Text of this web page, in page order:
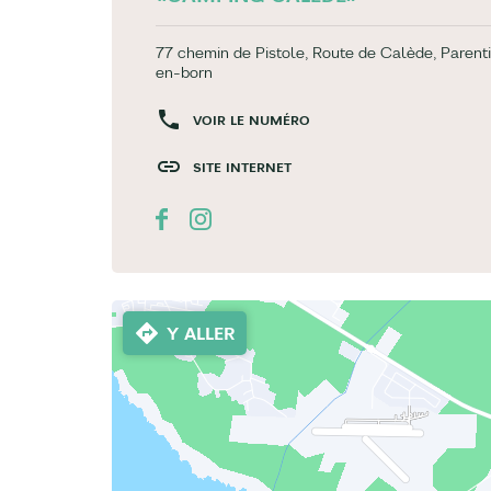
77 chemin de Pistole, Route de Calède,
en-born
VOIR LE NUMÉRO
SITE INTERNET
Y ALLER